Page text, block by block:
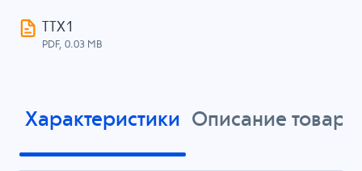
ТТХ1
PDF, 0.03 MB
Характеристики Описание товара